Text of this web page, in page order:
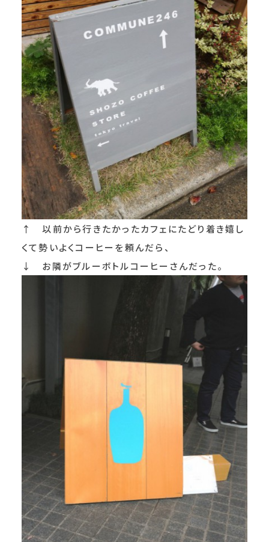
↑ 以前から行きたかったカフェにたどり着き嬉し
くて勢いよくコーヒーを頼んだら、
↓ お隣がブルーボトルコーヒーさんだった。